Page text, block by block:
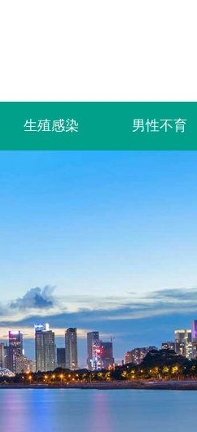
生殖感染 男性不育